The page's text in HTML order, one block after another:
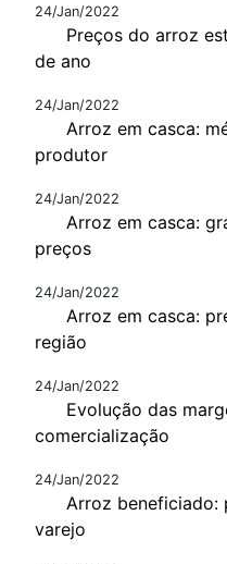
24/Jan/2022
Preços do arroz
de ano
24/Jan/2022
Arroz em casca:
produtor
24/Jan/2022
Arroz em casca:
preços
24/Jan/2022
Arroz em casca:
região
24/Jan/2022
Evolução das
comercialização
24/Jan/2022
Arroz beneficiado:
varejo